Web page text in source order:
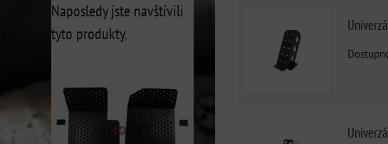
Naposledy jste navštívili
tyto produkty.